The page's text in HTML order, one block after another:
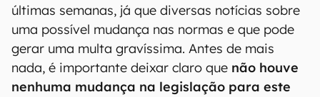
últimas semanas, já que diversas notícias sobre
uma possível mudança nas normas e que pode
gerar uma multa gravíssima. Antes de mais
nada, é importante deixar claro que não houve
nenhuma mudança na legislação para este